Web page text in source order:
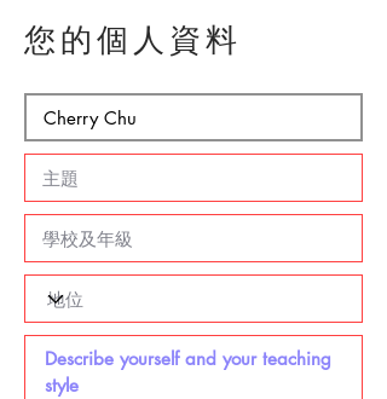
您的個人資料
Describe yourself and your teaching
style